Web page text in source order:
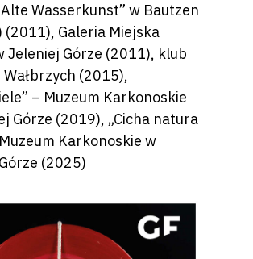
Wasserkunst” w Bautzen
(2011), Galeria Miejska
Jeleniej Górze (2011), klub
(2015),
– Muzeum Karkonoskie
Górze (2019), „Cicha natura
Karkonoskie w
(2025)